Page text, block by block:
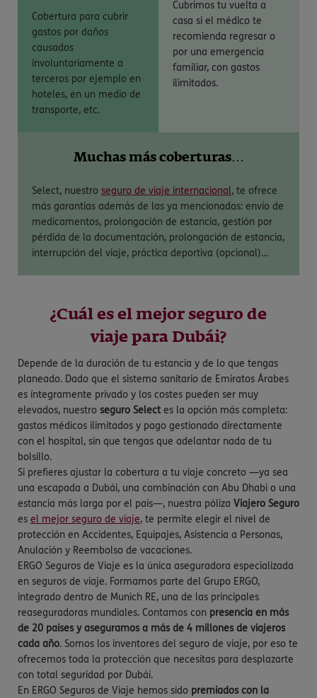
Cobertura para cubrir
gastos por daños
causados
involuntariamente a
terceros por ejemplo en
hoteles, en un medio de
transporte, etc.
Cubrimos tu vuelta a
casa si el médico te
recomienda regresar o
por una emergencia
familiar, con gastos
ilimitados.
Muchas más coberturas…
Select, nuestro seguro de viaje internacional, te ofrece
más garantías además de las ya mencionadas: envío de
medicamentos, prolongación de estancia, gestión por
pérdida de la documentación, prolongación de estancia,
interrupción del viaje, práctica deportiva (opcional)…
¿Cuál es el mejor seguro de
viaje para Dubái?
Depende de la duración de tu estancia y de lo que tengas
planeado. Dado que el sistema sanitario de Emiratos Árabes
es íntegramente privado y los costes pueden ser muy
elevados, nuestro seguro Select es la opción más completa:
gastos médicos ilimitados y pago gestionado directamente
con el hospital, sin que tengas que adelantar nada de tu
bolsillo.
Si prefieres ajustar la cobertura a tu viaje concreto —ya sea
una escapada a Dubái, una combinación con Abu Dhabi o una
estancia más larga por el país—, nuestra póliza Viajero Seguro
es el mejor seguro de viaje, te permite elegir el nivel de
protección en Accidentes, Equipajes, Asistencia a Personas,
Anulación y Reembolso de vacaciones.
ERGO Seguros de Viaje es la única aseguradora especializada
en seguros de viaje. Formamos parte del Grupo ERGO,
integrado dentro de Munich RE, una de las principales
reaseguradoras mundiales. Contamos con presencia en más
de 20 países y aseguramos a más de 4 millones de viajeros
cada año. Somos los inventores del seguro de viaje, por eso te
ofrecemos toda la protección que necesitas para desplazarte
con total seguridad por Dubái.
En ERGO Seguros de Viaje hemos sido premiados con la